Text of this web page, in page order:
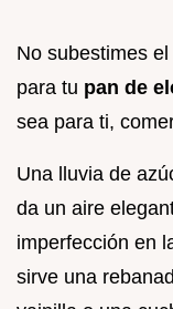
No subestimes
para tu pan de
sea para ti,
Una lluvia de
da un aire
imperfección en
sirve una